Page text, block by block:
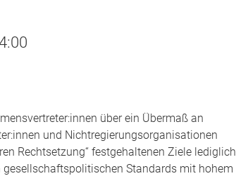
über ein Übermaß an
und Nichtregierungsorganisationen
Rechtsetzung“ festgehaltenen Ziele lediglich
Standards mit hohem